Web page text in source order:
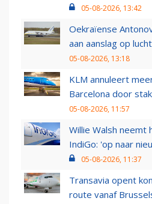
05-08-2026, 13:42
Oekraïense
aan aanslag op
05-08-2026, 13:18
KLM annuleert
Barcelona door
05-08-2026, 11:57
Willie Walsh
IndiGo: 'op naar
05-08-2026, 11:37
Transavia opent
route vanaf